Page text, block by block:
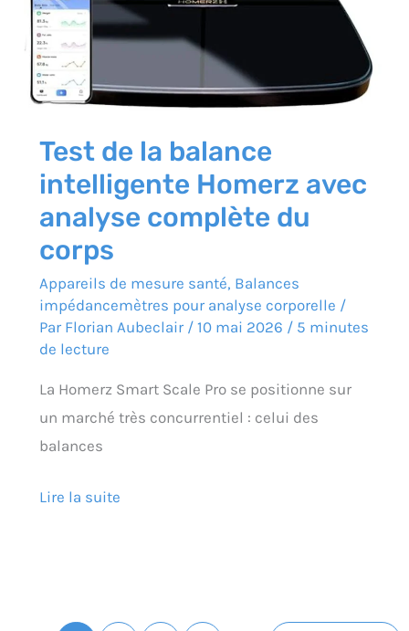
Test de la balance
intelligente Homerz avec
analyse complète du
corps
Appareils de mesure santé, Balances
impédancemètres pour analyse corporelle /
Par Florian Aubeclair /10 mai 2026 / 5 minutes
de lecture
La Homerz Smart Scale Pro se positionne sur
un marché très concurrentiel : celui des
balances
complète
du
corps
Lire la suite